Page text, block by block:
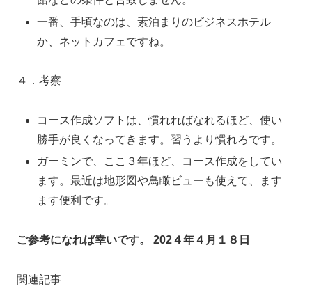
一番、手頃なのは、素泊まりのビジネスホテル
か、ネットカフェですね。
４．考察
コース作成ソフトは、慣れればなれるほど、使い
勝手が良くなってきます。習うより慣れろです。
ガーミンで、ここ３年ほど、コース作成をしてい
ます。最近は地形図や鳥瞰ビューも使えて、ます
ます便利です。
ご参考になれば幸いです。 202４年４月１８日
関連記事